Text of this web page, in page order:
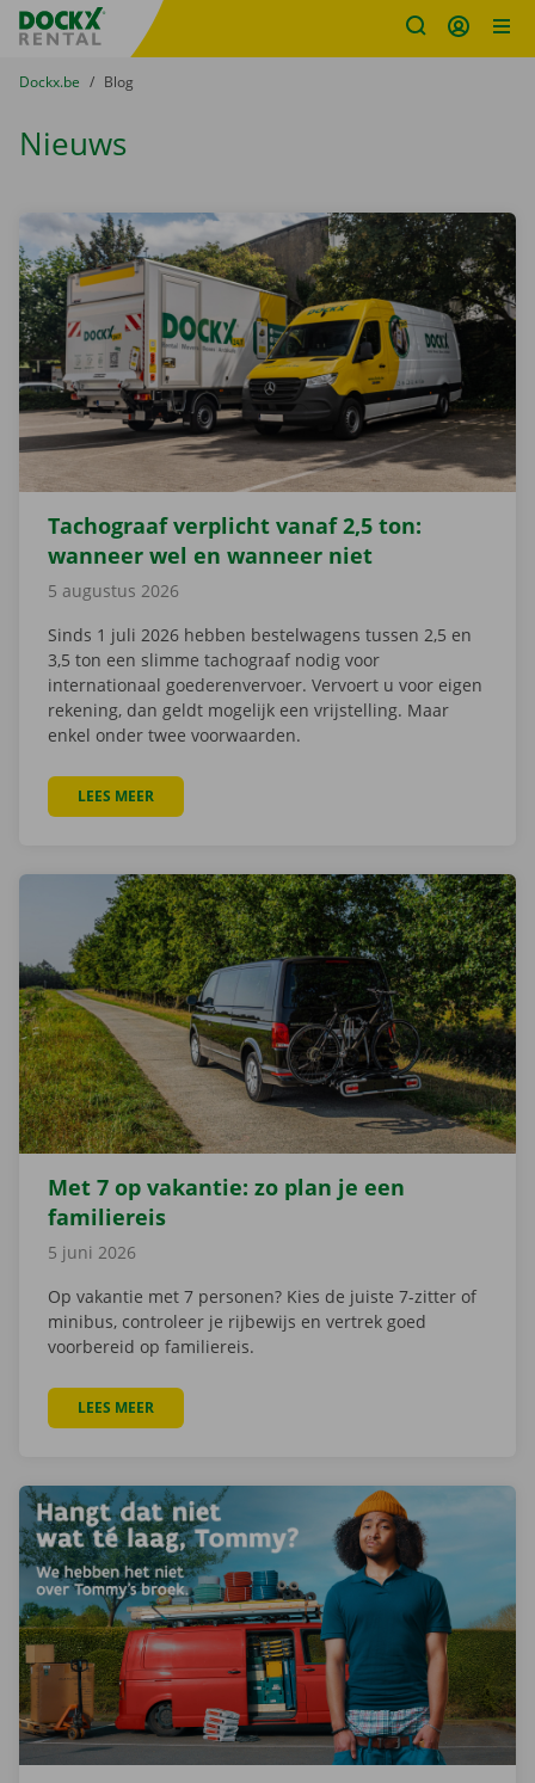
Fratello DEMO
U bevindt zich hier:
van
Dockx.be naar
Blog
Nieuws
Tachograaf verplicht vanaf 2,5 ton:
wanneer wel en wanneer niet
5 augustus 2026
Sinds 1 juli 2026 hebben bestelwagens tussen 2,5 en
3,5 ton een slimme tachograaf nodig voor
internationaal goederenvervoer. Vervoert u voor eigen
rekening, dan geldt mogelijk een vrijstelling. Maar
enkel onder twee voorwaarden.
LEES MEER
Met 7 op vakantie: zo plan je een
familiereis
5 juni 2026
Op vakantie met 7 personen? Kies de juiste 7-zitter of
minibus, controleer je rijbewijs en vertrek goed
voorbereid op familiereis.
LEES MEER